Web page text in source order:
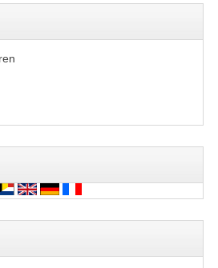
BRANDSTOF SYSTEEM
GEREEDSCHAP
EN TANDWIELEN
MOTOR